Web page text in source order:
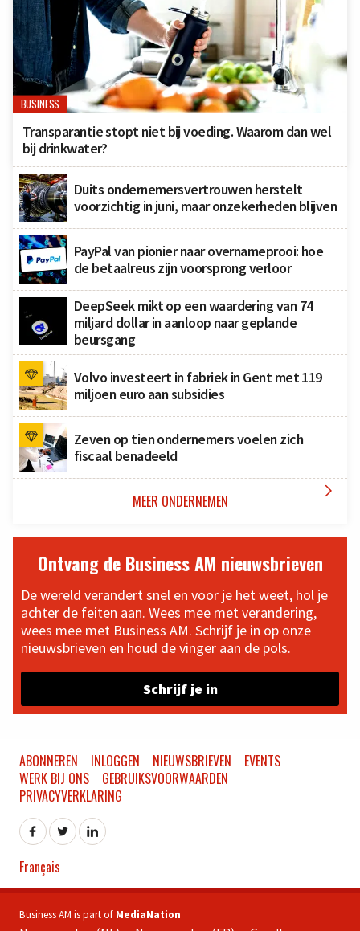
BUSINESS
Transparantie stopt niet bij voeding. Waarom dan wel
bij drinkwater?
Duits ondernemersvertrouwen herstelt
voorzichtig in juni, maar onzekerheden blijven
PayPal van pionier naar overnameprooi: hoe
de betaalreus zijn voorsprong verloor
DeepSeek mikt op een waardering van 74
miljard dollar in aanloop naar geplande
beursgang
Volvo investeert in fabriek in Gent met 119
miljoen euro aan subsidies
Zeven op tien ondernemers voelen zich
fiscaal benadeeld
MEER ONDERNEMEN 
Ontvang de Business AM nieuwsbrieven
De wereld verandert snel en voor je het weet, hol je
achter de feiten aan. Wees mee met verandering,
wees mee met Business AM. Schrijf je in op onze
nieuwsbrieven en houd de vinger aan de pols.
Schrijf je in
ABONNEREN INLOGGEN NIEUWSBRIEVEN
EVENTS
WERK BIJ ONS
GEBRUIKSVOORWAARDEN
PRIVACYVERKLARING
Français
Business AM is part of MediaNation